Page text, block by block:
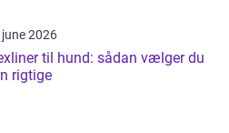
2026
til hund: sådan vælger du
rigtige